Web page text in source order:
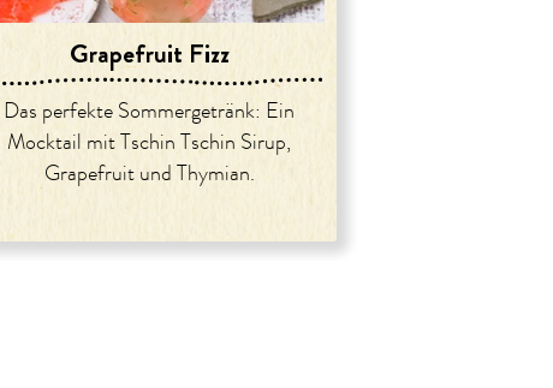
Grapefruit Fizz
Das perfekte Sommergetränk: Ein
Mocktail mit Tschin Tschin Sirup,
Grapefruit und Thymian.